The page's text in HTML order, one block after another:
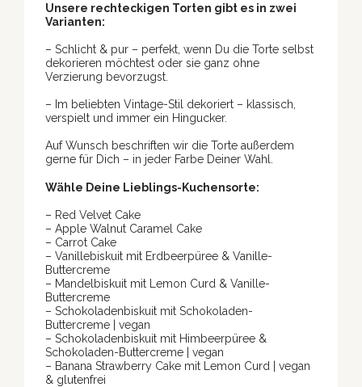
Unsere rechteckigen Torten gibt es in zwei
Varianten:
– Schlicht & pur – perfekt, wenn Du die Torte selbst
dekorieren möchtest oder sie ganz ohne
Verzierung bevorzugst.
– Im beliebten Vintage-Stil dekoriert – klassisch,
verspielt und immer ein Hingucker.
Auf Wunsch beschriften wir die Torte außerdem
gerne für Dich – in jeder Farbe Deiner Wahl.
Wähle Deine Lieblings-Kuchensorte:
– Red Velvet Cake
– Apple Walnut Caramel Cake
– Carrot Cake
– Vanillebiskuit mit Erdbeerpüree & Vanille-
Buttercreme
– Mandelbiskuit mit Lemon Curd & Vanille-
Buttercreme
– Schokoladenbiskuit mit Schokoladen-
Buttercreme | vegan
– Schokoladenbiskuit mit Himbeerpüree &
Schokoladen-Buttercreme | vegan
– Banana Strawberry Cake mit Lemon Curd | vegan
& glutenfrei